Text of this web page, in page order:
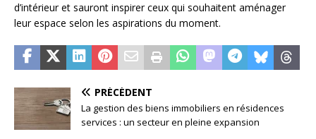
d’intérieur et sauront inspirer ceux qui souhaitent aménager
leur espace selon les aspirations du moment.
PRÉCÉDENT
La gestion des biens immobiliers en résidences
services : un secteur en pleine expansion